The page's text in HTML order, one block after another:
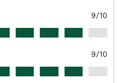
9/10
9/10